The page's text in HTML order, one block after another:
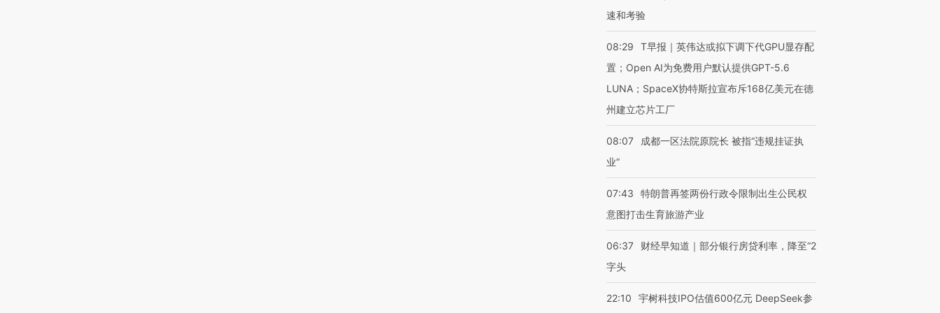
速和考验
08:29
T早报｜英伟达或拟下调下代GPU显存配
置；Open AI为免费用户默认提供GPT-5.6
LUNA；SpaceX协特斯拉宣布斥168亿美元在德
州建立芯片工厂
08:07
成都一区法院原院长 被指“违规挂证执
业”
07:43
特朗普再签两份行政令限制出生公民权
意图打击生育旅游产业
06:37
财经早知道｜部分银行房贷利率，降至“2
字头
22:10 宇树科技IPO估值600亿元 DeepSeek参